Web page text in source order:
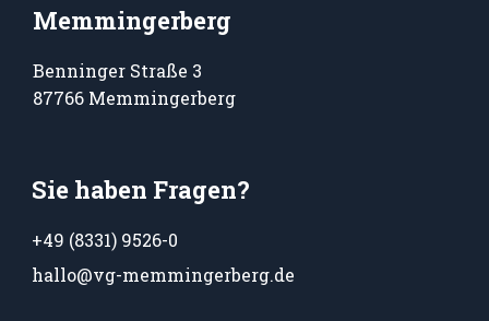
Memmingerberg
Benninger Straße 3
87766 Memmingerberg
Sie haben Fragen?
+49 (8331) 9526-0
hallo@vg-memmingerberg.de